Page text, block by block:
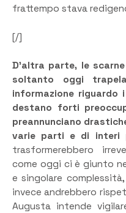
frattempo stava
[/]
D’altra parte, le
soltanto oggi
informazione riguardo
destano forti
preannunciano
varie parti e di interi
trasformerebbero
come oggi ci è giunto
e singolare
invece andrebbero
Augusta intende